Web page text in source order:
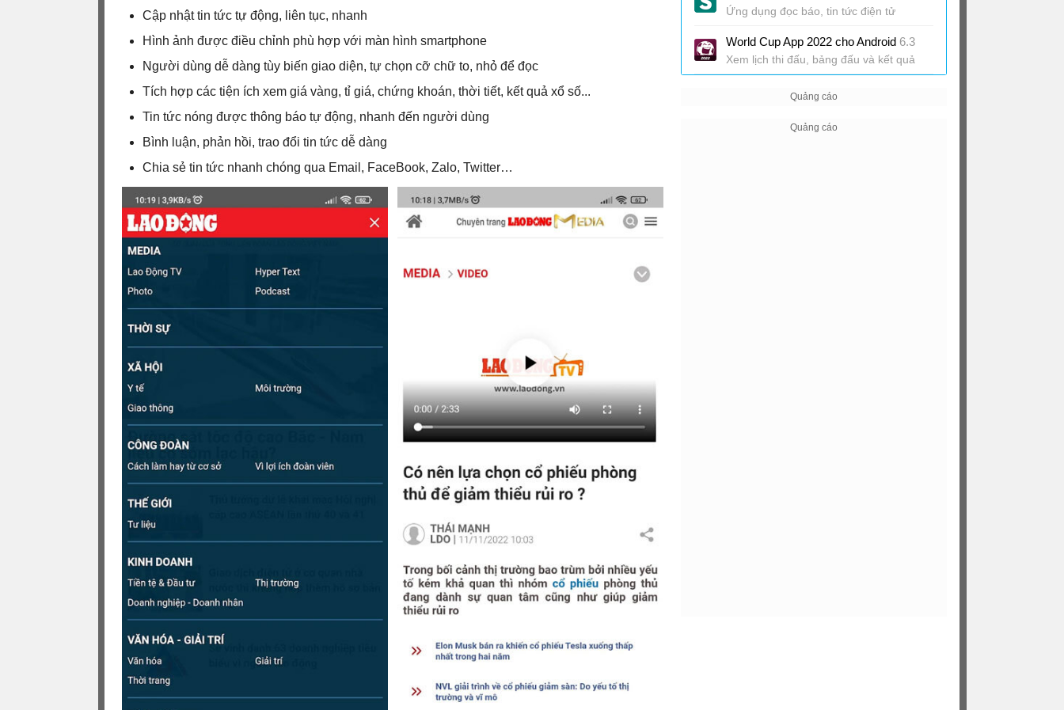
Cập nhật tin tức tự động, liên tục, nhanh
Hình ảnh được điều chỉnh phù hợp với màn hình smartphone
Người dùng dễ dàng tùy biến giao diện, tự chọn cỡ chữ to, nhỏ để đọc
Tích hợp các tiện ích xem giá vàng, tỉ giá, chứng khoán, thời tiết, kết quả xổ số...
Tin tức nóng được thông báo tự động, nhanh đến người dùng
Bình luận, phản hồi, trao đổi tin tức dễ dàng
Chia sẻ tin tức nhanh chóng qua Email, FaceBook, Zalo, Twitter…
Ứng dụng đọc báo, tin tức điện tử
World Cup App 2022 cho Android 6.3
Xem lịch thi đấu, bảng đấu và kết quả
World Cup 2018 nhanh nhất